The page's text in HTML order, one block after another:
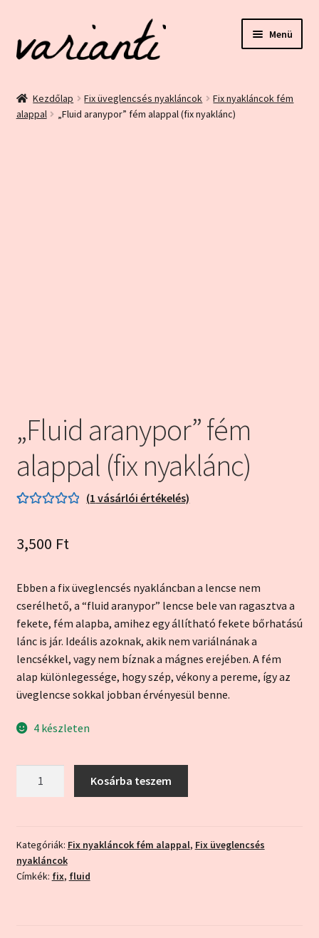
a
navigációhoz
a
tartalomba
Menü
ÁSZF és Adatvédelem
My account
Pénztár
Szállítás és garancia
Kezdőlap Fix üveglencsés nyakláncok
Fix nyakláncok fém
alappal
„Fluid aranypor” fém alappal (fix nyaklánc)
„Fluid aranypor” fém
alappal (fix nyaklánc)
értékelés
(1 vásárlói értékelés)
3,500 Ft
Ebben a fix üveglencsés nyakláncban a lencse nem
cserélhető, a “fluid aranypor” lencse bele van ragasztva a
fekete, fém alapba, amihez egy állítható fekete bőrhatású
lánc is jár. Ideális azoknak, akik nem variálnának a
lencsékkel, vagy nem bíznak a mágnes erejében. A fém
alap különlegessége, hogy szép, vékony a pereme, így az
üveglencse sokkal jobban érvényesül benne.
4 készleten
(fix
nyaklánc)
mennyiség
Kosárba teszem
Kategóriák: Fix nyakláncok fém alappal, Fix üveglencsés
nyakláncok
Címkék: fix, fluid